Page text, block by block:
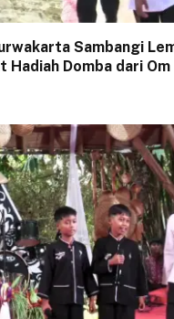
Sambangi
Hadiah Domba dari